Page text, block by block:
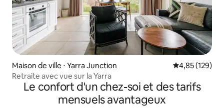
Maison de ville ⋅ Yarra Junction Évaluation
4,85 (129)
Retraite avec vue sur la Yarra
Le confort d'un chez-soi et des tarifs
mensuels avantageux